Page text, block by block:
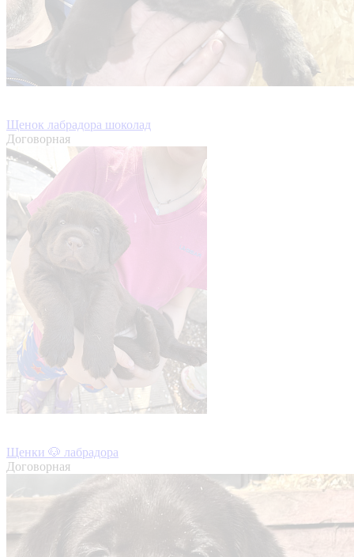
Щенок лабрадора шоколад
Договорная
Щенки 🐶 лабрадора
Договорная